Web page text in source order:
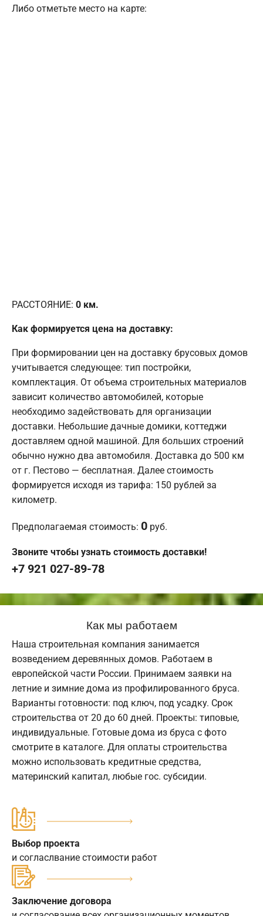
Либо отметьте место на карте:
РАССТОЯНИЕ: 0 км.
Как формируется цена на доставку:
При формировании цен на доставку брусовых домов
учитывается следующее: тип постройки,
комплектация. От объема строительных материалов
зависит количество автомобилей, которые
необходимо задействовать для организации
доставки. Небольшие дачные домики, коттеджи
доставляем одной машиной. Для больших строений
обычно нужно два автомобиля. Доставка до 500 км
от г. Пестово — бесплатная. Далее стоимость
формируется исходя из тарифа: 150 рублей за
километр.
Предполагаемая стоимость: 0 руб.
Звоните чтобы узнать стоимость доставки!
+7 921 027-89-78
Как мы работаем
Наша строительная компания занимается
возведением деревянных домов. Работаем в
европейской части России. Принимаем заявки на
летние и зимние дома из профилированного бруса.
Варианты готовности: под ключ, под усадку. Срок
строительства от 20 до 60 дней. Проекты: типовые,
индивидуальные. Готовые дома из бруса с фото
смотрите в каталоге. Для оплаты строительства
можно использовать кредитные средства,
материнский капитал, любые гос. субсидии.
Выбор проекта
и согласлвание стоимости работ
Заключение договора